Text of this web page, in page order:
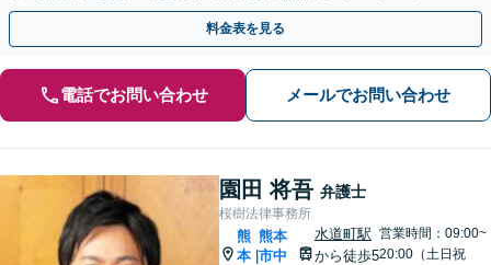
充実】【子連れ相談OK】
料金表を見る
電話でお問い合わせ メールでお問い合わせ
園田 将吾 弁護士
桜樹法律事務所
熊
本 |
熊本
市中
水道町駅
から徒歩5
営業時間：09:00~
20:00（土日祝